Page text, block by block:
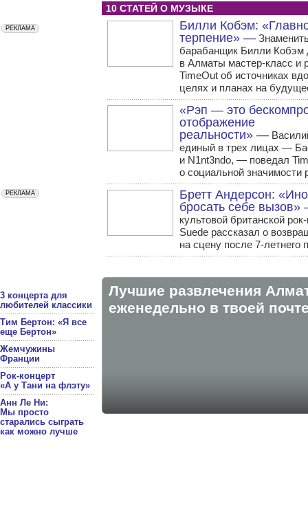
3 концерта для
любителей классики
Тим Бертон: «Я все
еще Бертон»
Жемчужины
Франции
Рок-концерт
«А у Тани на флэту»
Анн Ле Ни:
Мы просто
старались сыграть
как можно лучше
10 СТАТЕЙ О МУЗЫКЕ
Билли Кобэм:
терпение» —
барабанщик Билли Кобэм
в Алматы мастер-класс и
TimeOut об источниках
целях и планах на
«Рэп — это
отображение
реальности» —
единый в трех лицах —
и N1nt3ndo, — поведал
о социальной значимости
Бретт Андерсон:
бросать себе
культовой британской
Suede рассказал о
на сцену после 7-летнего
Лучшие развлечения
eженедельно в твоей